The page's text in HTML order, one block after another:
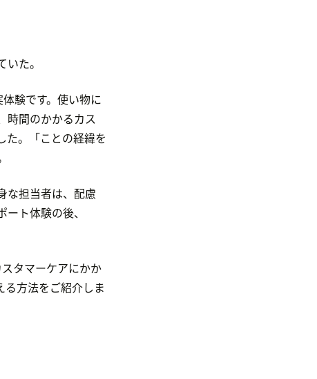
た。
験です。使い物に
時間のかかるカス
た。「ことの経緯を
な担当者は、配慮
ト体験の後、
タマーケアにかか
る方法をご紹介しま